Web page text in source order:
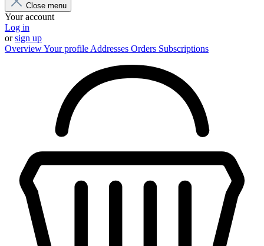
Close menu
Your account
Log in
orsign up
OverviewYour profile Addresses Orders Subscriptions